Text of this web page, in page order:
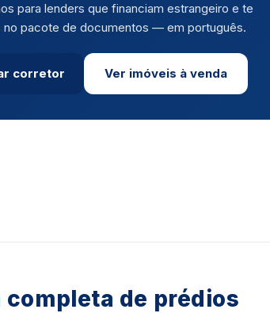
para lenders que financiam estrangeiro e te
no pacote de documentos — em português.
corretor Ver imóveis à venda
completa de prédios